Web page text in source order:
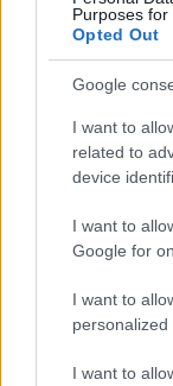
Purposes for
Opted Out
Google
I want to
related to
device
I want to
Google for
I want to
personalized
I want to